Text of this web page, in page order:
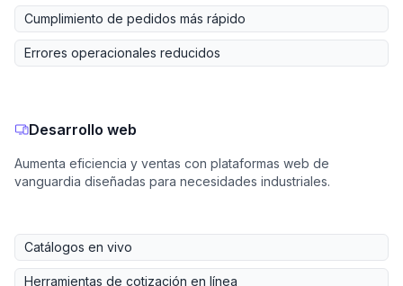
Cumplimiento de pedidos más rápido
Errores operacionales reducidos
Desarrollo web
Aumenta eficiencia y ventas con plataformas web de
vanguardia diseñadas para necesidades industriales.
Catálogos en vivo
Herramientas de cotización en línea